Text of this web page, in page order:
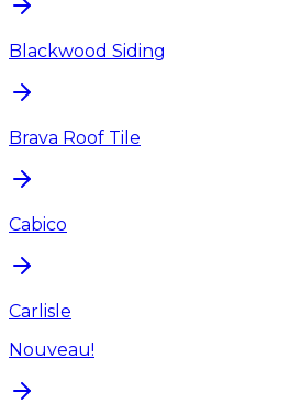
Blackwood Siding
Brava Roof Tile
Cabico
Carlisle
Nouveau!